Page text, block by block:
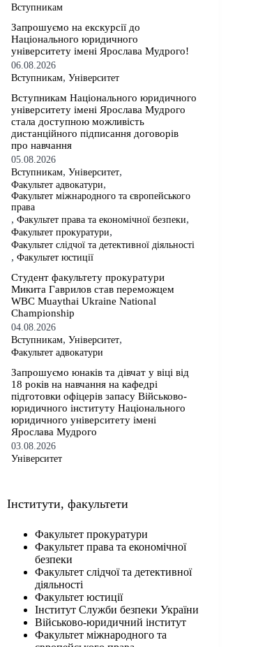
Вступникам
​​Запрошуємо на екскурсії до
Національного юридичного
університету імені Ярослава Мудрого!
06.08.2026
Вступникам,Університет
​​Вступникам Національного юридичного
університету імені Ярослава Мудрого⁠
стала доступною можливість
дистанційного підписання договорів
про навчання
05.08.2026
Вступникам,Університет,
Факультет адвокатури,
Факультет міжнародного та європейського
права
,Факультет права та економічної безпеки,
Факультет прокуратури,
Факультет слідчої та детективної діяльності
,Факультет юстиції
Студент факультету прокуратури
Микита Гаврилов став переможцем
WBC Muaythai Ukraine National
Championship
04.08.2026
Вступникам,Університет,
Факультет адвокатури
Запрошуємо юнаків та дівчат у віці від
18 років на навчання на кафедрі
підготовки офіцерів запасу Військово-
юридичного інституту Національного
юридичного університету імені
Ярослава Мудрого
03.08.2026
Університет
Iнститути, факультети
Факультет прокуратури
Факультет права та економічної
безпеки
Факультет слідчої та детективної
діяльності
Факультет юстиції
Інститут Служби безпеки України
Військово-юридичний інститут
Факультет міжнародного та